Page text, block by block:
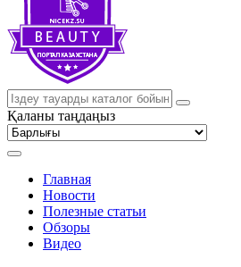
Қаланы таңдаңыз
Главная
Новости
Полезные статьи
Обзоры
Видео